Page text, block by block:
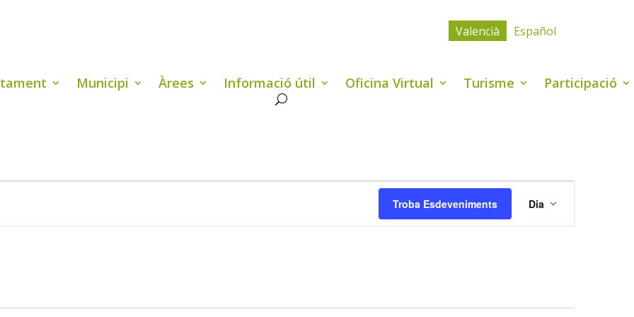
Valencià Español
Municipi Àrees Informació útil Oficina Virtual Turisme Participació
Troba Esdeveniments
Navegació
de
Dia